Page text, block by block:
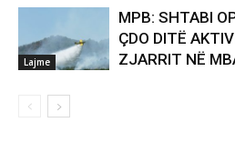
Lajme
MPB: SHTABI
ÇDO DITË
ZJARRIT NË